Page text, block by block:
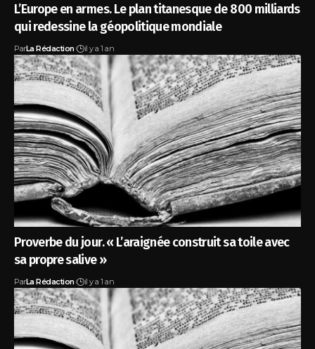
L’Europe en armes. Le plan titanesque de 800 milliards
qui redessine la géopolitique mondiale
ParLa Rédaction il y a 1 an
Proverbe du jour. « L’araignée construit sa toile avec
sa propre salive »
ParLa Rédaction il y a 1 an